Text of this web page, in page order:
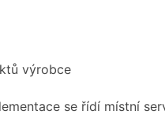
výrobce
se řídí místní